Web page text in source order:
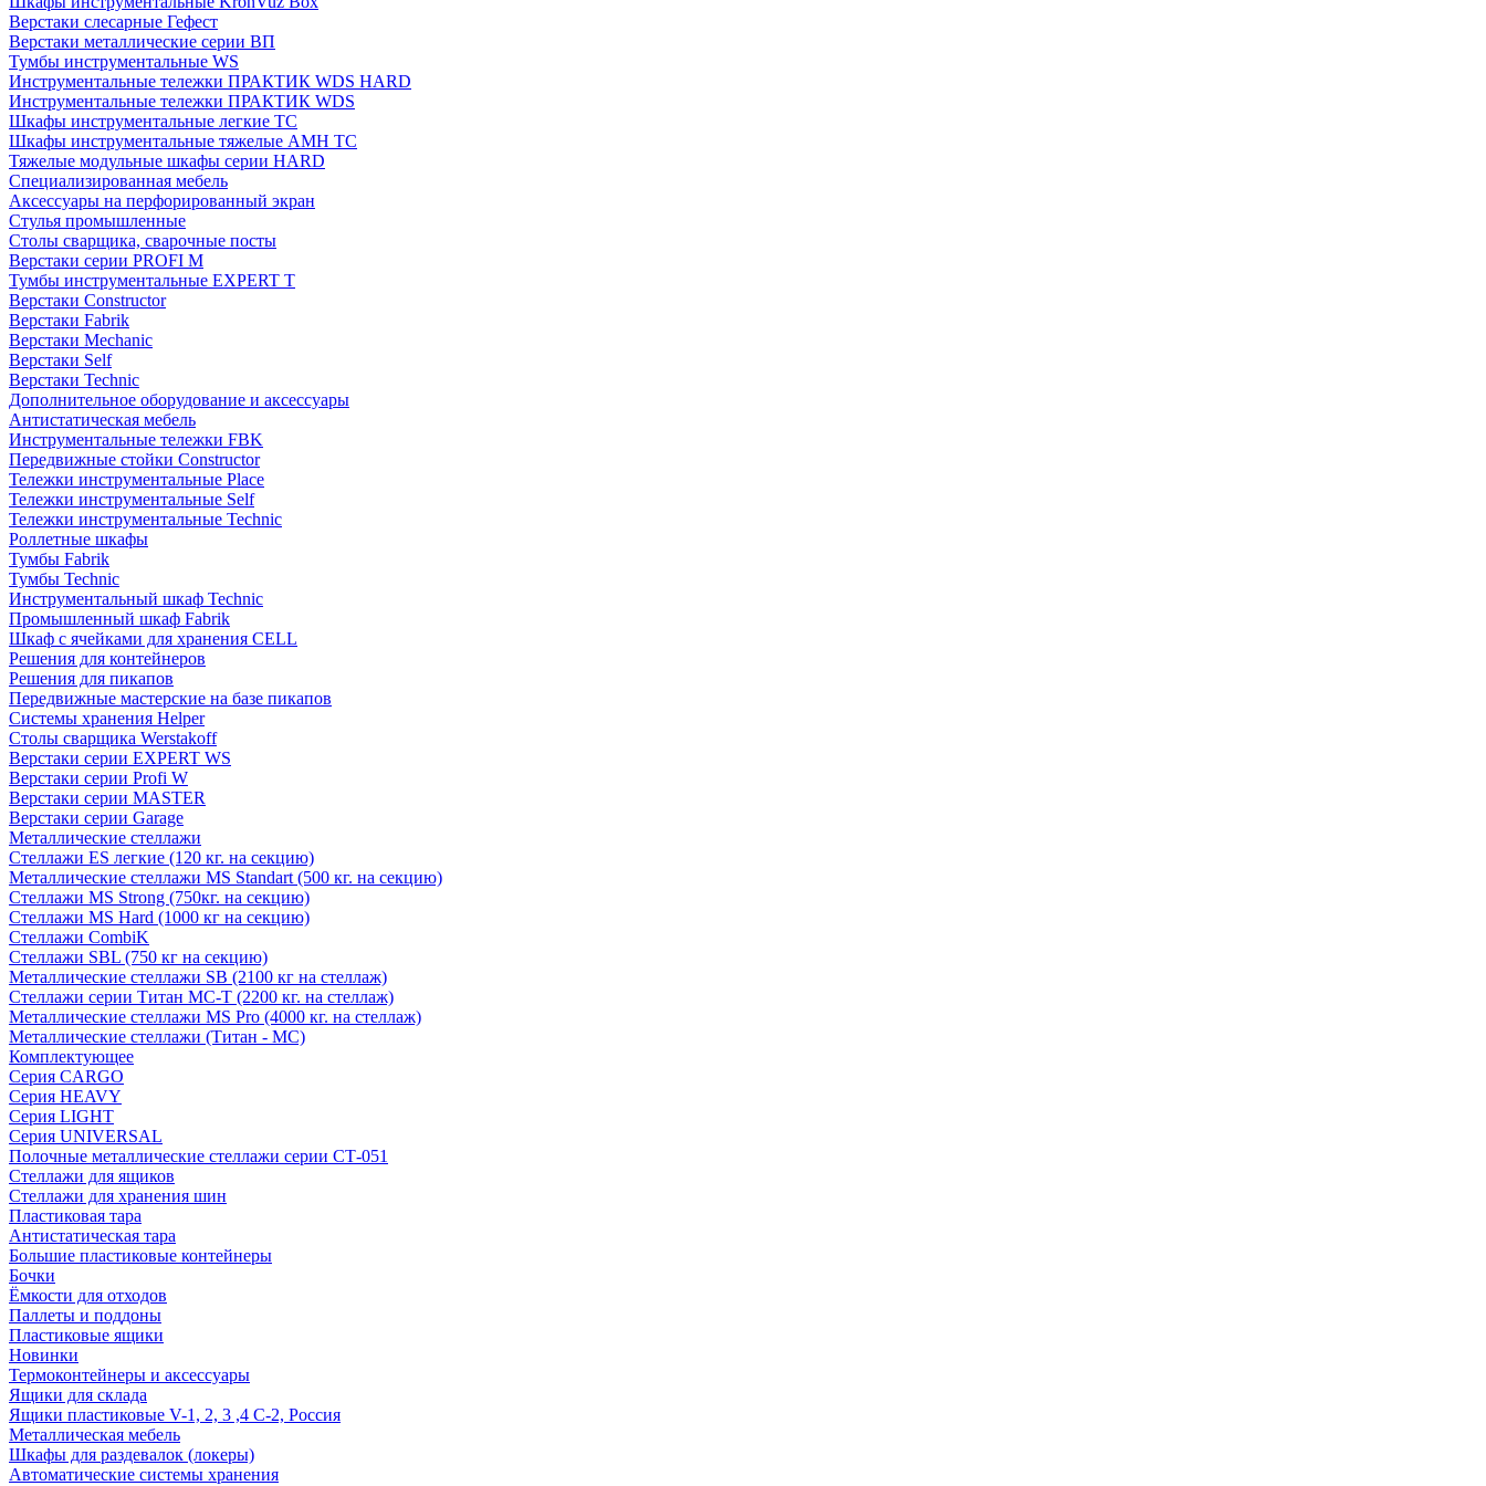
Верстаки слесарные Гефест
Верстаки металлические серии ВП
Тумбы инструментальные WS
Инструментальные тележки ПРАКТИК WDS HARD
Инструментальные тележки ПРАКТИК WDS
Шкафы инструментальные легкие ТС
Шкафы инструментальные тяжелые AMH TC
Тяжелые модульные шкафы серии HARD
Cпециализированная мебель
Аксессуары на перфорированный экран
Стулья промышленные
Столы сварщика, сварочные посты
Верстаки серии PROFI M
Тумбы инструментальные EXPERT T
Верстаки Constructor
Верстаки Fabrik
Верстаки Mechanic
Верстаки Self
Верстаки Technic
Дополнительное оборудование и аксессуары
Антистатическая мебель
Инструментальные тележки FBK
Передвижные стойки Constructor
Тележки инструментальные Place
Тележки инструментальные Self
Тележки инструментальные Technic
Роллетные шкафы
Тумбы Fabrik
Тумбы Technic
Инструментальный шкаф Technic
Промышленный шкаф Fabrik
Шкаф с ячейками для хранения CELL
Решения для контейнеров
Решения для пикапов
Передвижные мастерские на базе пикапов
Системы хранения Helper
Столы сварщика Werstakoff
Верстаки серии EXPERT WS
Верстаки серии Profi W
Верстаки серии MASTER
Верстаки серии Garage
Металлические стеллажи
Стеллажи ES легкие (120 кг. на секцию)
Металлические стеллажи MS Standart (500 кг. на секцию)
Стеллажи MS Strong (750кг. на секцию)
Стеллажи MS Hard (1000 кг на секцию)
Стеллажи CombiK
Стеллажи SBL (750 кг на секцию)
Металлические стеллажи SB (2100 кг на стеллаж)
Стеллажи серии Титан МС-Т (2200 кг. на стеллаж)
Металлические стеллажи MS Pro (4000 кг. на стеллаж)
Металлические стеллажи (Титан - МС)
Комплектующее
Серия CARGO
Серия HEAVY
Серия LIGHT
Серия UNIVERSAL
Полочные металлические стеллажи серии СТ-051
Стеллажи для ящиков
Стеллажи для хранения шин
Пластиковая тара
Антистатическая тара
Большие пластиковые контейнеры
Бочки
Ёмкости для отходов
Паллеты и поддоны
Пластиковые ящики
Новинки
Термоконтейнеры и аксессуары
Ящики для склада
Ящики пластиковые V-1, 2, 3 ,4 С-2, Россия
Металлическая мебель
Шкафы для раздевалок (локеры)
Автоматические системы хранения